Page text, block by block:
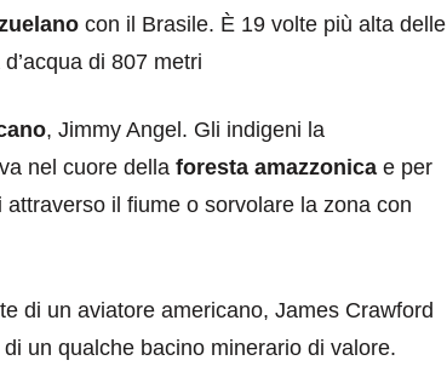
con il Brasile. È 19 volte più alta delle
di 807 metri
, Jimmy Angel. Gli indigeni la
nel cuore della foresta amazzonica e per
attraverso il fiume o sorvolare la zona con
di un aviatore americano, James Crawford
un qualche bacino minerario di valore.